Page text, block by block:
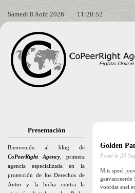
Samedi 8 Août 2026 11:28:53
Presentación
Bienvenido al blog de
CoPeerRight Agency , primera
agencia especializada en la
protección de los Derechos de
Autor y la lucha contra la
Golden
Posté le 24
Mits speel
voordat snel